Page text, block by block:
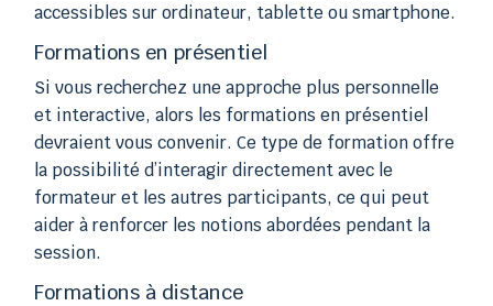
accessibles sur ordinateur, tablette ou smartphone.
Formations en présentiel
Si vous recherchez une approche plus personnelle
et interactive, alors les formations en présentiel
devraient vous convenir. Ce type de formation offre
la possibilité d’interagir directement avec le
formateur et les autres participants, ce qui peut
aider à renforcer les notions abordées pendant la
session.
Formations à distance